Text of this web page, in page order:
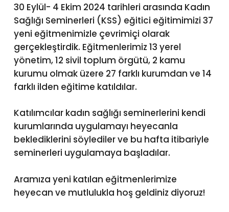
30 Eylül- 4 Ekim 2024 tarihleri arasında Kadın
Sağlığı Seminerleri (KSS) eğitici eğitimimizi 37
yeni eğitmenimizle çevrimiçi olarak
gerçekleştirdik. Eğitmenlerimiz 13 yerel
yönetim, 12 sivil toplum örgütü, 2 kamu
kurumu olmak üzere 27 farklı kurumdan ve 14
farklı ilden eğitime katıldılar.
Katılımcılar kadın sağlığı seminerlerini kendi
kurumlarında uygulamayı heyecanla
beklediklerini söylediler ve bu hafta itibariyle
seminerleri uygulamaya başladılar.
Aramıza yeni katılan eğitmenlerimize
heyecan ve mutlulukla hoş geldiniz diyoruz!